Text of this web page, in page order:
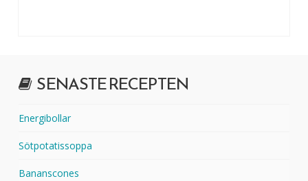
SENASTE RECEPTEN
Energibollar
Sötpotatissoppa
Bananscones